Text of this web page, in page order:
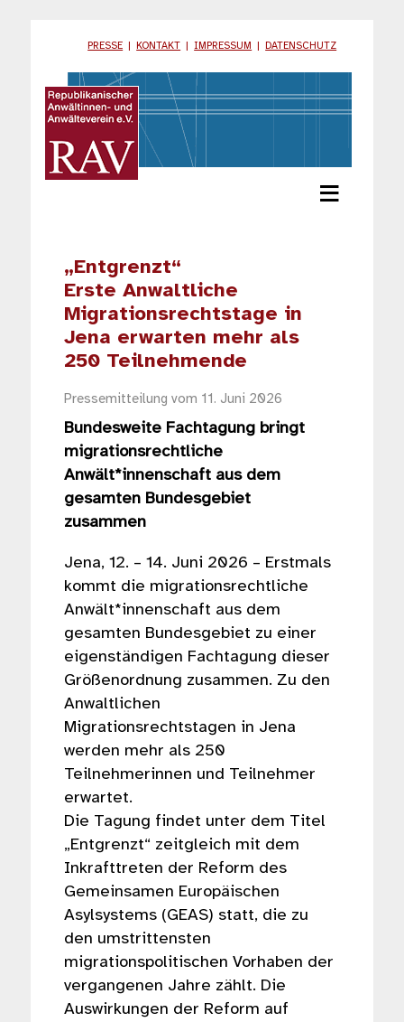
PRESSE KONTAKT |IMPRESSUM DATENSCHUTZ
≡
„Entgrenzt“
Erste Anwaltliche
Migrationsrechtstage in
Jena erwarten mehr als
250 Teilnehmende
Pressemitteilung vom 11. Juni 2026
Bundesweite Fachtagung bringt
migrationsrechtliche
Anwält*innenschaft aus dem
gesamten Bundesgebiet
zusammen
Jena, 12. – 14. Juni 2026 – Erstmals
kommt die migrationsrechtliche
Anwält*innenschaft aus dem
gesamten Bundesgebiet zu einer
eigenständigen Fachtagung dieser
Größenordnung zusammen. Zu den
Anwaltlichen
Migrationsrechtstagen in Jena
werden mehr als 250
Teilnehmerinnen und Teilnehmer
erwartet.
Die Tagung findet unter dem Titel
„Entgrenzt“ zeitgleich mit dem
Inkrafttreten der Reform des
Gemeinsamen Europäischen
Asylsystems (GEAS) statt, die zu
den umstrittensten
migrationspolitischen Vorhaben der
vergangenen Jahre zählt. Die
Auswirkungen der Reform auf